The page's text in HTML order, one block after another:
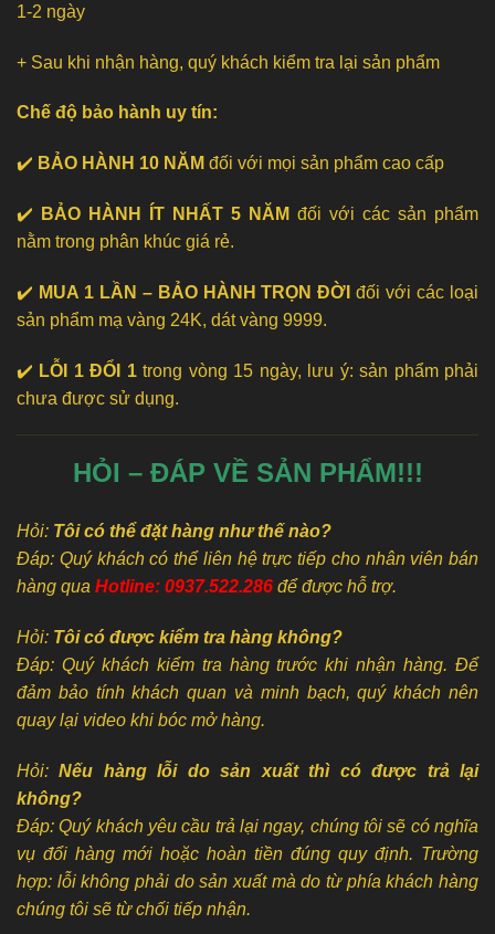
1-2 ngày
+ Sau khi nhận hàng, quý khách kiểm tra lại sản phẩm
Chế độ bảo hành uy tín:
✔️ BẢO HÀNH 10 NĂM đối với mọi sản phẩm cao cấp
✔️ BẢO HÀNH ÍT NHẤT 5 NĂM đối với các sản phẩm
nằm trong phân khúc giá rẻ.
✔️ MUA 1 LẦN – BẢO HÀNH TRỌN ĐỜI đối với các loại
sản phẩm mạ vàng 24K, dát vàng 9999.
✔️ LỖI 1 ĐỔI 1trong vòng 15 ngày, lưu ý: sản phẩm phải
chưa được sử dụng.
HỎI – ĐÁP VỀ SẢN PHẨM!!!
Hỏi: Tôi có thể đặt hàng như thế nào?
Đáp: Quý khách có thể liên hệ trực tiếp cho nhân viên bán
hàng qua Hotline: 0937.522.286 để được hỗ trợ.
Hỏi: Tôi có được kiểm tra hàng không?
Đáp: Quý khách kiểm tra hàng trước khi nhận hàng. Để
đảm bảo tính khách quan và minh bạch, quý khách nên
quay lại video khi bóc mở hàng.
Hỏi:Nếu hàng lỗi do sản xuất thì có được trả lại
không?
Đáp: Quý khách yêu cầu trả lại ngay, chúng tôi sẽ có nghĩa
vụ đổi hàng mới hoặc hoàn tiền đúng quy định. Trường
hợp: lỗi không phải do sản xuất mà do từ phía khách hàng
chúng tôi sẽ từ chối tiếp nhận.